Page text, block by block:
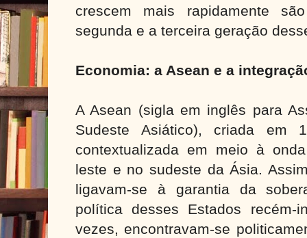
crescem mais rapidamente
segunda e a terceira geração
Economia: a Asean e a
A Asean (sigla em inglês para
Sudeste Asiático), criada em
contextualizada em meio à
leste e no sudeste da Ásia.
ligavam-se à garantia da
política desses Estados recém-
vezes, encontravam-se